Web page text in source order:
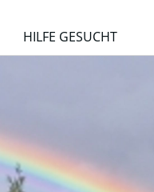
HILFE GESUCHT